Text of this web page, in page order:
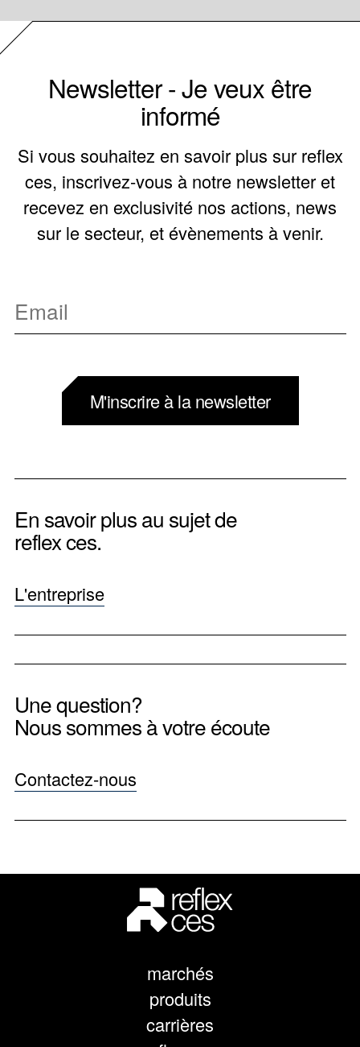
Newsletter - Je veux être
informé
Si vous souhaitez en savoir plus sur reflex
ces, inscrivez-vous à notre newsletter et
recevez en exclusivité nos actions, news
sur le secteur, et évènements à venir.
M'inscrire à la newsletter
En savoir plus au sujet de
reflex ces.
L'entreprise
Une question?
Nous sommes à votre écoute
Contactez-nous
marchés
produits
carrières